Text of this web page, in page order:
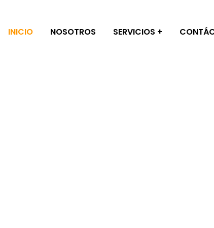
INICIO NOSOTROS SERVICIOS